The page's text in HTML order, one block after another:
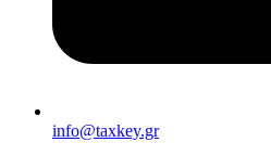
info@taxkey.gr